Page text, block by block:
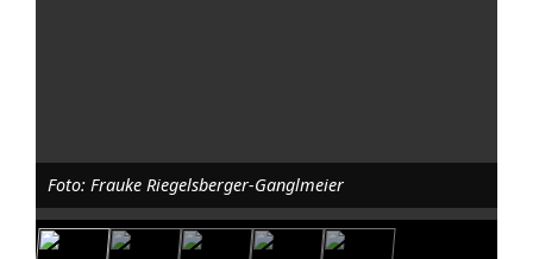
d
o
r
Foto: Frauke Riegelsberger-Ganglmeier